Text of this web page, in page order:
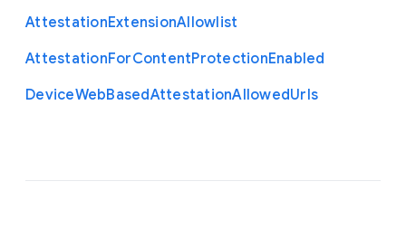
AttestationExtensionAllowlist
AttestationForContentProtectionEnabled
DeviceWebBasedAttestationAllowedUrls